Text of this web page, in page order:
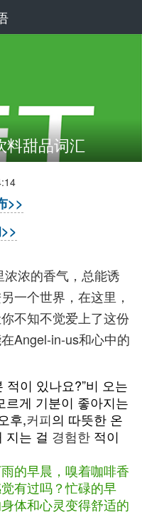
料甜品词汇
>>
浓的香气，总能诱
一个世界，在这里，
不知不觉爱上了这份
Angel-in-us和心中的
적이 있나요?”비 오는
르게 기분이 좋아지는
후,커피의 따뜻한 온
지는 걸 경험한 적이
的早晨，嗅着咖啡香
有过吗？忙碌的早
体和心灵变得舒适的